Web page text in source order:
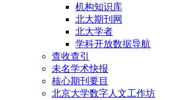
机构知识库
北大期刊网
北大学者
学科开放数据导航
查收查引
未名学术快报
核心期刊要目
北京大学数字人文工作坊